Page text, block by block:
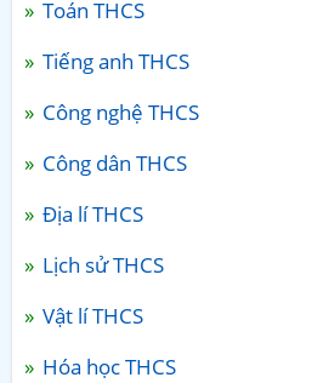
Toán THCS
Tiếng anh THCS
Công nghệ THCS
Công dân THCS
Địa lí THCS
Lịch sử THCS
Vật lí THCS
Hóa học THCS